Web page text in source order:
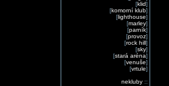
[klid]
[komorní klub]
[lighthouse]
[marley]
[parník]
[provoz]
[rock hill]
[sky]
[stará aréna]
[venuše]
[vrtule]
nekluby::